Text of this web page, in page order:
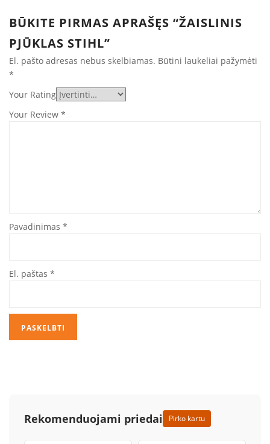
BŪKITE PIRMAS APRAŠĘS “ŽAISLINIS
PJŪKLAS STIHL”
El. pašto adresas nebus skelbiamas. Būtini laukeliai pažymėti
*
Your Rating
Your Review *
Pavadinimas *
El. paštas *
Rekomenduojami priedai Pirko kartu